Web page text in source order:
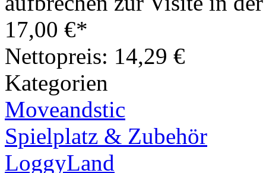
17,00 €*
Nettopreis: 14,29 €
Kategorien
Moveandstic
Spielplatz & Zubehör
LoggyLand